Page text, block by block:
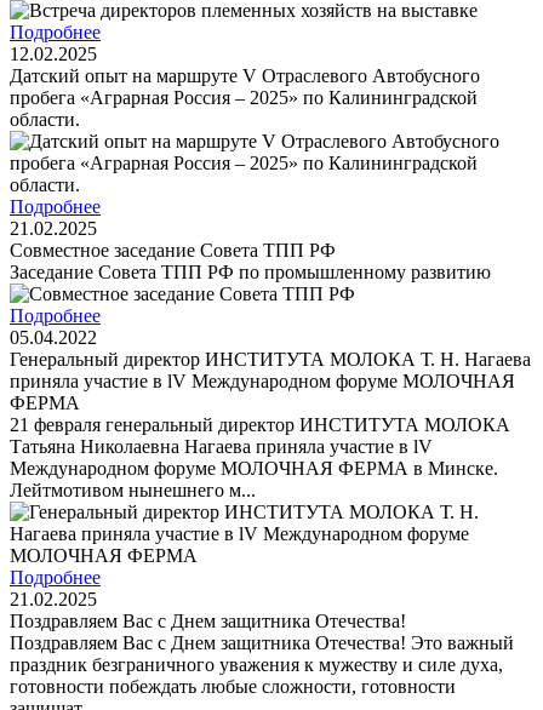
Подробнее
12.02.2025
Датский опыт на маршруте V Отраслевого Автобусного
пробега «Аграрная Россия – 2025» по Калининградской
области.
Подробнее
21.02.2025
Cовместное заседание Совета ТПП РФ
Заседание Совета ТПП РФ по промышленному развитию
Подробнее
05.04.2022
Генеральный директор ИНСТИТУТА МОЛОКА Т. Н. Нагаева
приняла участие в lV Международном форуме МОЛОЧНАЯ
ФЕРМА
21 февраля генеральный директор ИНСТИТУТА МОЛОКА
Татьяна Николаевна Нагаева приняла участие в lV
Международном форуме МОЛОЧНАЯ ФЕРМА в Минске.
Лейтмотивом нынешнего м...
Подробнее
21.02.2025
Поздравляем Вас с Днем защитника Отечества!
Поздравляем Вас с Днем защитника Отечества! Это важный
праздник безграничного уважения к мужеству и силе духа,
готовности побеждать любые сложности, готовности